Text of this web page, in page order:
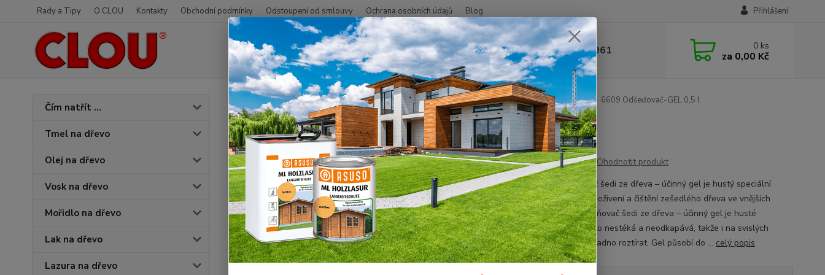
Rady a Tipy O CLOU Kontakty Obchodní podmínky Odstoupení od smlouvy Ochrana osobních údajů Blog Přihlášení
Hledat +420 377 441 961 0 ks
za 0,00 Kč
Čím natřít ...
Tmel na dřevo
Olej na dřevo
Vosk na dřevo
Mořidlo na dřevo
Lak na dřevo
Lazura na dřevo
Úvod OSMO - přírodní oleje Na dřevo ven Údržba na ven Odšeďovač dřeva - gel 6609 Odšeďovač-GEL 0,5 l
6609 Odšeďovač-GEL 0,5 l
Ohodnotit produkt
Osmo Odstraňovač šedi ze dřeva – účinný gel je hustý speciální
čistící prostředek k oživení a čištění zešedlého dřeva ve vnějších
prostorách. Odstraňovač šedi ze dřeva – účinný gel je husté
konzistence, a proto nestéká a neodkapává, takže i na svislých
plochách ho lze snadno roztírat. Gel působí do ... celý popis